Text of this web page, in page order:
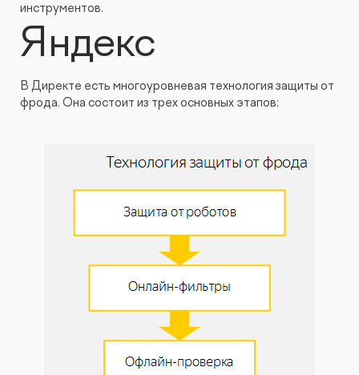
инструментов.
Яндекс
В Директе есть многоуровневая технология защиты от
фрода. Она состоит из трех основных этапов: